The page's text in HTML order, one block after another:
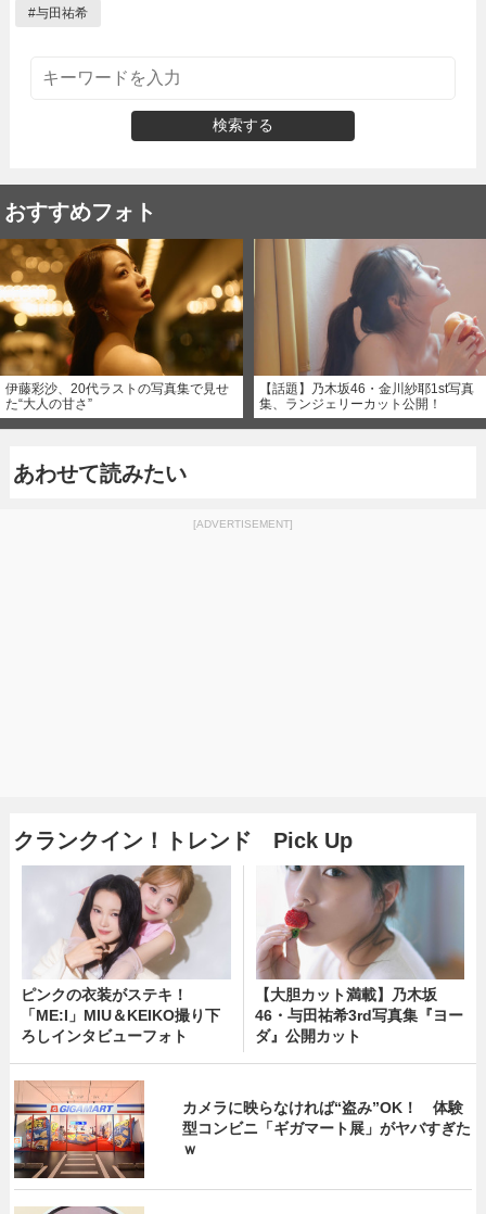
#与田祐希
検索する
おすすめフォト
伊藤彩沙、20代ラストの写真集で見せ
た“大人の甘さ”
【話題】乃木坂46・金川紗耶1st写真
集、ランジェリーカット公開！
あわせて読みたい
[ADVERTISEMENT]
クランクイン！トレンド Pick Up
ピンクの衣装がステキ！
「ME:I」MIU＆KEIKO撮り下
ろしインタビューフォト
【大胆カット満載】乃木坂
46・与田祐希3rd写真集『ヨー
ダ』公開カット
カメラに映らなければ“盗み”OK！ 体験
型コンビニ「ギガマート展」がヤバすぎた
ｗ